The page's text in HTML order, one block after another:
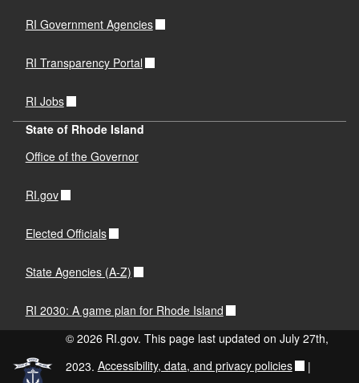
RI Government Agencies
RI Transparency Portal
RI Jobs
State of Rhode Island
Office of the Governor
RI.gov
Elected Officials
State Agencies (A-Z)
RI 2030: A game plan for Rhode Island
© 2026 RI.gov. This page last updated on July 27th,
2023. Accessibility, data, and privacy policies |